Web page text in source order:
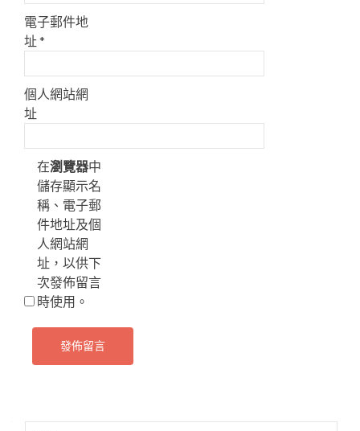
電子郵件地
址*
個人網站網
址
在瀏覽器中
儲存顯示名
稱、電子郵
件地址及個
人網站網
址，以供下
次發佈留言
時使用。